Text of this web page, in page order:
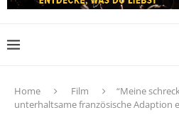
Home Film
“Meine
unterhaltsame französische Adaption